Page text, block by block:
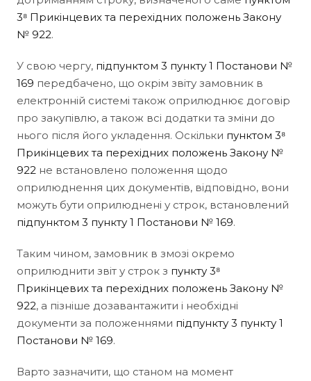
3⁸ Прикінцевих та перехідних положень Закону
№ 922.
У свою чергу, підпунктом 3 пункту 1 Постанови №
169 передбачено, що окрім звіту замовник в
електронній системі також оприлюднює договір
про закупівлю, а також всі додатки та зміни до
нього після його укладення. Оскільки пунктом 3⁸
Прикінцевих та перехідних положень Закону №
922 не встановлено положення щодо
оприлюднення цих документів, відповідно, вони
можуть бути оприлюднені у строк, встановлений
підпунктом 3 пункту 1 Постанови № 169.
Таким чином, замовник в змозі окремо
оприлюднити звіт у строк з пункту 3⁸
Прикінцевих та перехідних положень Закону №
922, а пізніше дозавантажити і необхідні
документи за положеннями підпункту 3 пункту 1
Постанови № 169.
Варто зазначити, що станом на момент